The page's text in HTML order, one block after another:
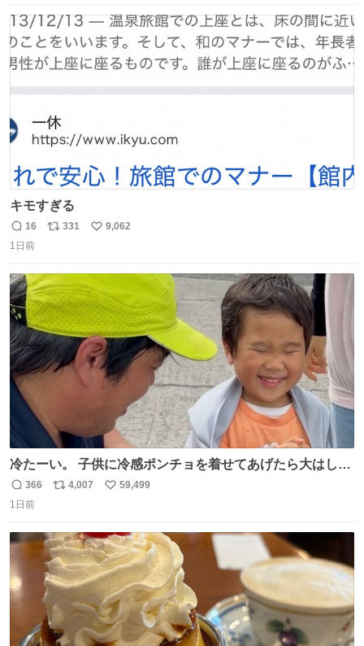
が知る香水よりも単純な組成で、その大部分は薔薇、菫、
ベルガモット、
ト
数
数
キモすぎる
返
信
16
リ
ト
数
331
い
数
9,062
1日前
冷たーい。 子供に冷感ポンチョを着せてあげたら大はしゃ
ぎで喜んでくれました。 こんな素敵な代物を提供してくれ
た山口県の恩師に感謝。
返
信
366
リ
ト
数
4,007
い
数
59,499
1日前